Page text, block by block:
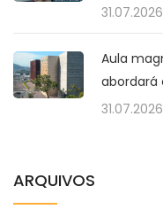
31.07.2026
Aula
31.07.2026
ARQUIVOS